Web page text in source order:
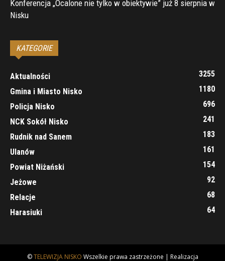
Konferencja „Ocalone nie tylko w obiektywie” już 8 sierpnia w
Nisku
KATEGORIE
Aktualności
3255
Gmina i Miasto Nisko
1180
Policja Nisko
696
NCK Sokół Nisko
241
Rudnik nad Sanem
183
Ulanów
161
Powiat Niżański
154
Jeżowe
92
Relacje
68
Harasiuki
64
©TELEWIZJA NISKO Wszelkie prawa zastrzeżone | Realizacja